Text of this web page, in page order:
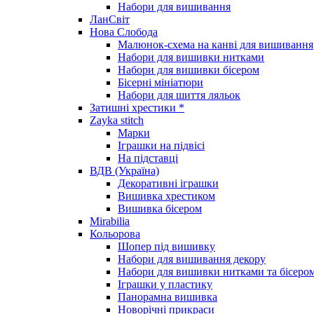
Набори для вишивання
ЛанСвіт
Нова Слобода
Малюнок-схема на канві для вишивання
Набори для вишивки нитками
Набори для вишивки бісером
Бісерні мініатюри
Набори для шиття ляльок
Затишні хрестики *
Zayka stitch
Марки
Іграшки на підвісі
На підставці
ВДВ (Україна)
Декоративні іграшки
Вишивка хрестиком
Вишивка бісером
Mirabilia
Кольорова
Шопер під вишивку
Набори для вишивання декору
Набори для вишивки нитками та
Іграшки у пластику
Панорамна вишивка
Новорічні прикраси